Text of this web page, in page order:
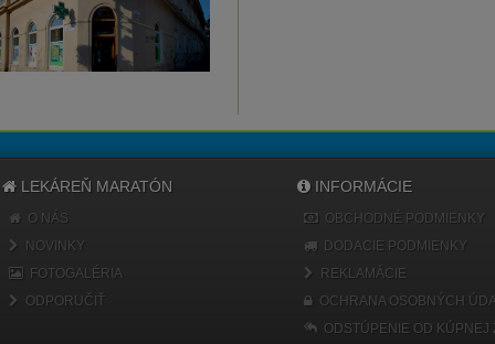
LEKÁREŇ MARATÓN
O NÁS
NOVINKY
FOTOGALÉRIA
ODPORUČIŤ
INFORMÁCIE
OBCHODNÉ PODMIENKY
DODACIE PODMIENKY
REKLAMÁCIE
OCHRANA OSOBNÝCH
ODSTÚPENIE OD KÚPNEJ